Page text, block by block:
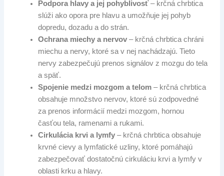
Podpora hlavy a jej pohyblivosť – krčná chrbtica
slúži ako opora pre hlavu a umožňuje jej pohyb
dopredu, dozadu a do strán.
Ochrana miechy a nervov – krčná chrbtica chráni
miechu a nervy, ktoré sa v nej nachádzajú. Tieto
nervy zabezpečujú prenos signálov z mozgu do tela
a späť.
Spojenie medzi mozgom a telom – krčná chrbtica
obsahuje množstvo nervov, ktoré sú zodpovedné
za prenos informácií medzi mozgom, hornou
časťou tela, ramenami a rukami.
Cirkulácia krvi a lymfy – krčná chrbtica obsahuje
krvné cievy a lymfatické uzliny, ktoré pomáhajú
zabezpečovať dostatočnú cirkuláciu krvi a lymfy v
oblasti krku a hlavy.